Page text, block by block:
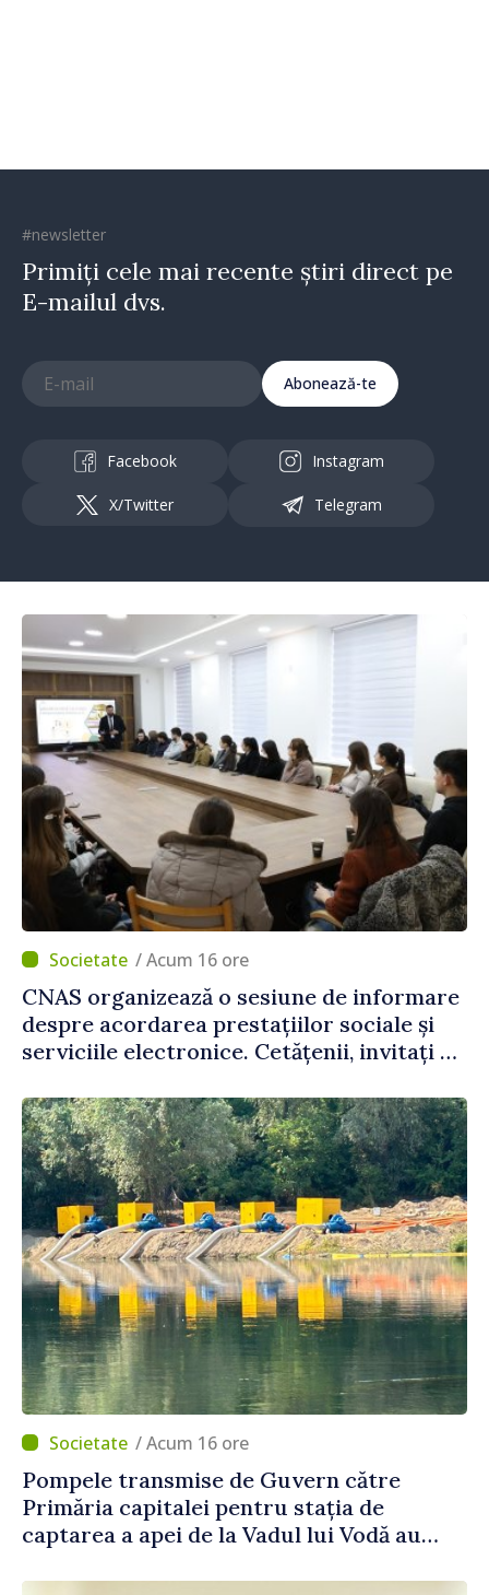
#newsletter
Primiți cele mai recente știri direct pe
E-mailul dvs.
Abonează-te
Facebook Instagram
X/Twitter Telegram
/ Acum 16 ore
CNAS organizează o sesiune de informare
despre acordarea prestațiilor sociale și
serviciile electronice. Cetățenii, invitați să
/ Acum 16 ore
Pompele transmise de Guvern către
Primăria capitalei pentru stația de
captarea a apei de la Vadul lui Vodă au